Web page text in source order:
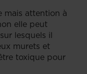
mais attention à
elle peut
lesquels il
murets et
toxique pour